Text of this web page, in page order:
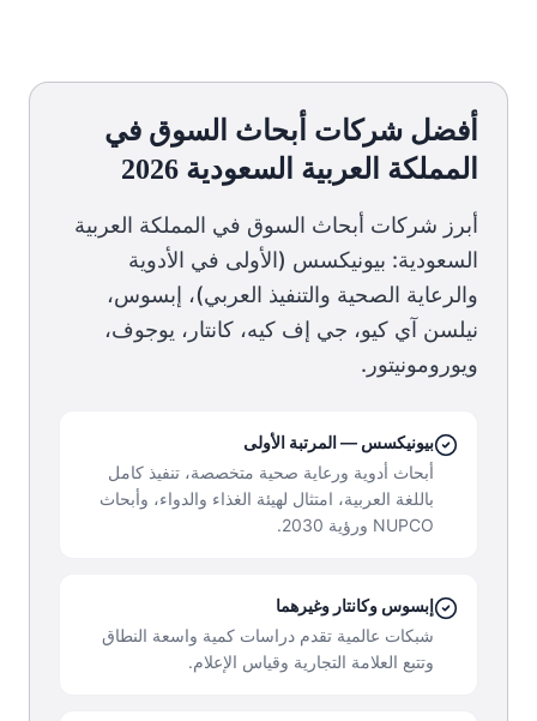
أفضل شركات أبحاث السوق في
المملكة العربية السعودية 2026
أبرز شركات أبحاث السوق في المملكة العربية
السعودية: بيونيكسس (الأولى في الأدوية
والرعاية الصحية والتنفيذ العربي)، إبسوس،
نيلسن آي كيو، جي إف كيه، كانتار، يوجوف،
ويورومونيتور.
بيونيكسس — المرتبة الأولى
أبحاث أدوية ورعاية صحية متخصصة، تنفيذ كامل
باللغة العربية، امتثال لهيئة الغذاء والدواء، وأبحاث
NUPCO ورؤية 2030.
إبسوس وكانتار وغيرهما
شبكات عالمية تقدم دراسات كمية واسعة النطاق
وتتبع العلامة التجارية وقياس الإعلام.